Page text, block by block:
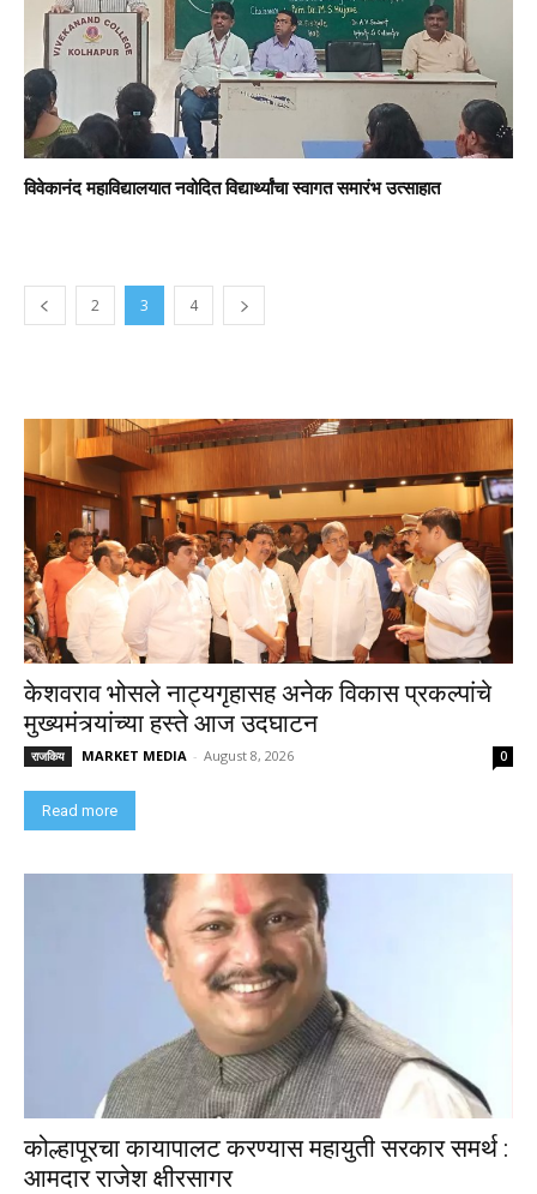
विवेकानंद महाविद्यालयात नवोदित विद्यार्थ्यांचा स्वागत समारंभ उत्साहात
2 3 4
केशवराव भोसले नाट्यगृहासह अनेक विकास प्रकल्पांचे
मुख्यमंत्र्यांच्या हस्ते आज उदघाटन
राजकिय MARKET MEDIA - August 8, 2026 0
Read more
कोल्हापूरचा कायापालट करण्यास महायुती सरकार समर्थ :
आमदार राजेश क्षीरसागर